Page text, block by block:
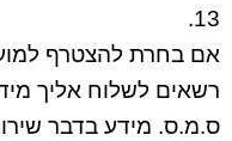
13.
אם בחרת להצטרף
רשאים לשלוח אליך
ס.מ.ס. מידע בדבר